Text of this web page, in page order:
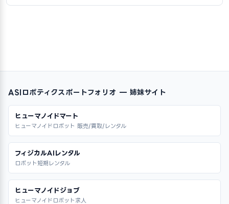
ASIロボティクスポートフォリオ — 姉妹サイト
ヒューマノイドマート
ヒューマノイドロボット 販売/買取/レンタル
フィジカルAIレンタル
ロボット短期レンタル
ヒューマノイドジョブ
ヒューマノイドロボット求人